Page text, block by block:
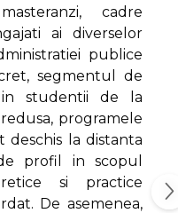
cadre
ai diverselor
publice
segmentul de
studentii de la
programele
deschis la distanta
profil in scopul
si practice
De asemenea,